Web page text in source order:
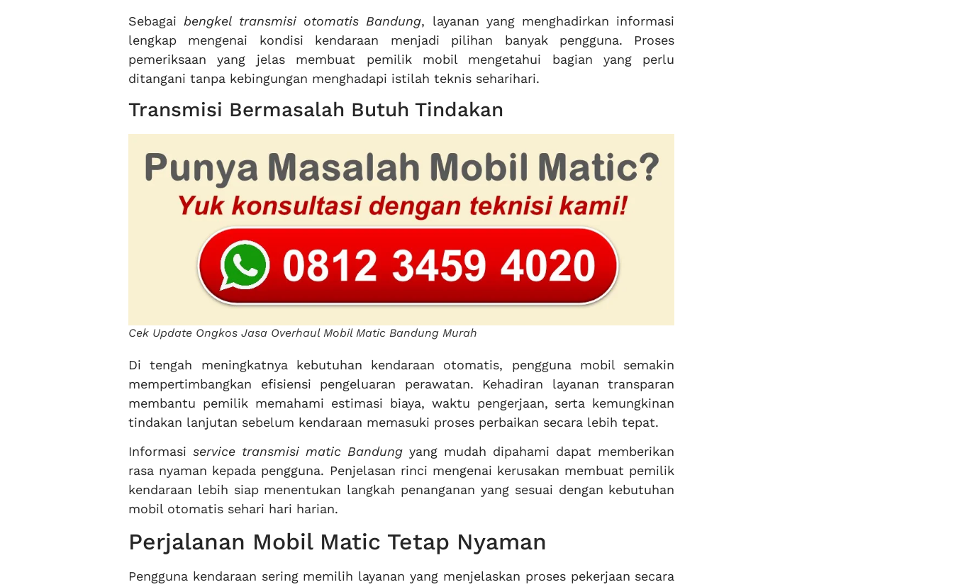
Sebagai bengkel transmisi otomatis Bandung, layanan yang menghadirkan informasi
lengkap mengenai kondisi kendaraan menjadi pilihan banyak pengguna. Proses
pemeriksaan yang jelas membuat pemilik mobil mengetahui bagian yang perlu
ditangani tanpa kebingungan menghadapi istilah teknis seharihari.
Transmisi Bermasalah Butuh Tindakan
Cek Update Ongkos Jasa Overhaul Mobil Matic Bandung Murah
Di tengah meningkatnya kebutuhan kendaraan otomatis, pengguna mobil semakin
mempertimbangkan efisiensi pengeluaran perawatan. Kehadiran layanan transparan
membantu pemilik memahami estimasi biaya, waktu pengerjaan, serta kemungkinan
tindakan lanjutan sebelum kendaraan memasuki proses perbaikan secara lebih tepat.
Informasiservice transmisi matic Bandung yang mudah dipahami dapat memberikan
rasa nyaman kepada pengguna. Penjelasan rinci mengenai kerusakan membuat pemilik
kendaraan lebih siap menentukan langkah penanganan yang sesuai dengan kebutuhan
mobil otomatis sehari hari harian.
Perjalanan Mobil Matic Tetap Nyaman
Pengguna kendaraan sering memilih layanan yang menjelaskan proses pekerjaan secara